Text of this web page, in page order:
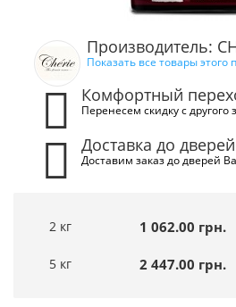
Производитель:
Показать все товары этого
Комфортный
Перенесем скидку с другого
Доставка до дверей
Доставим заказ до дверей
2 кг 1 062.00 грн.
5 кг 2 447.00 грн.